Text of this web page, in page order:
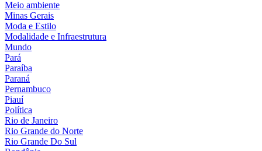
Meio ambiente
Minas Gerais
Moda e Estilo
Modalidade e Infraestrutura
Mundo
Pará
Paraíba
Paraná
Pernambuco
Piauí
Política
Rio de Janeiro
Rio Grande do Norte
Rio Grande Do Sul